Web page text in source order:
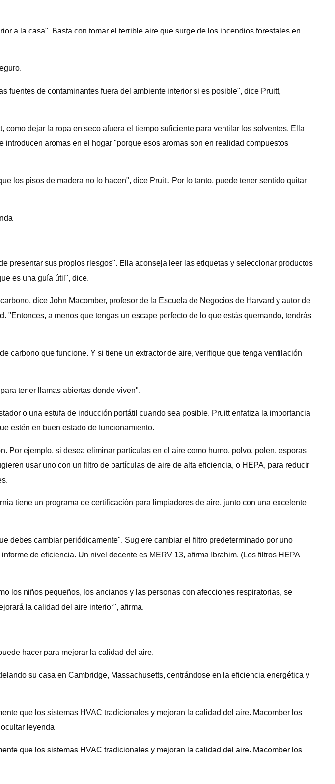
a la casa". Basta con tomar el terrible aire que surge de los incendios forestales en
fuentes de contaminantes fuera del ambiente interior si es posible", dice Pruitt,
dejar la ropa en seco afuera el tiempo suficiente para ventilar los solventes. Ella
aromas en el hogar "porque esos aromas son en realidad compuestos
los pisos de madera no lo hacen", dice Pruitt. Por lo tanto, puede tener sentido quitar
presentar sus propios riesgos". Ella aconseja leer las etiquetas y seleccionar productos
es una guía útil", dice.
dice John Macomber, profesor de la Escuela de Negocios de Harvard y autor de
a menos que tengas un escape perfecto de lo que estás quemando, tendrás
carbono que funcione. Y si tiene un extractor de aire, verifique que tenga ventilación
tener llamas abiertas donde viven".
o una estufa de inducción portátil cuando sea posible. Pruitt enfatiza la importancia
estén en buen estado de funcionamiento.
Por ejemplo, si desea eliminar partículas en el aire como humo, polvo, polen, esporas
usar uno con un filtro de partículas de aire de alta eficiencia, o HEPA, para reducir
tiene un programa de certificación para limpiadores de aire, junto con una excelente
debes cambiar periódicamente". Sugiere cambiar el filtro predeterminado por uno
de eficiencia. Un nivel decente es MERV 13, afirma Ibrahim. (Los filtros HEPA
los niños pequeños, los ancianos y las personas con afecciones respiratorias, se
la calidad del aire interior", afirma.
hacer para mejorar la calidad del aire.
su casa en Cambridge, Massachusetts, centrándose en la eficiencia energética y
que los sistemas HVAC tradicionales y mejoran la calidad del aire. Macomber los
leyenda
que los sistemas HVAC tradicionales y mejoran la calidad del aire. Macomber los